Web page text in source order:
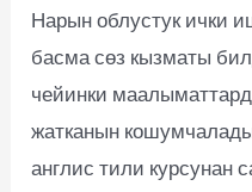
Нарын облустук ички
басма сөз кызматы
чейинки
жатканын
англис тили курсунан